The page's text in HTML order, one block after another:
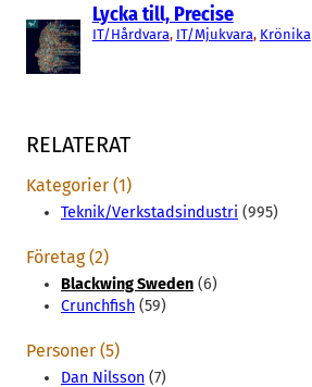
Lycka till, Precise
IT/Hårdvara, IT/Mjukvara, Krönika
RELATERAT
Kategorier (1)
Teknik/Verkstadsindustri (995)
Företag (2)
Blackwing Sweden (6)
Crunchfish (59)
Personer (5)
Dan Nilsson (7)